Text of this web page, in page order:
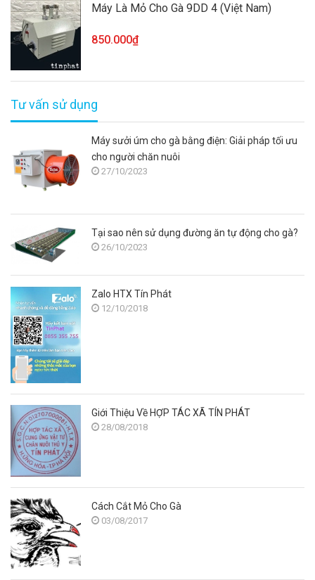
Máy Là Mỏ Cho Gà 9DD 4 (Việt Nam)
850.000₫
Tư vấn sử dụng
Máy sưởi úm cho gà bằng điện: Giải pháp tối ưu
cho người chăn nuôi
27/10/2023
Tại sao nên sử dụng đường ăn tự động cho gà?
26/10/2023
Zalo HTX Tín Phát
12/10/2018
Giới Thiệu Về HỢP TÁC XÃ TÍN PHÁT
28/08/2018
Cách Cắt Mỏ Cho Gà
03/08/2017